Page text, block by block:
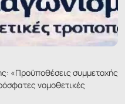
«Προϋποθέσεις συμμετοχής
νομοθετικές